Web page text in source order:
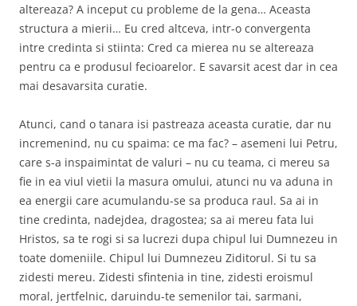
altereaza? A inceput cu probleme de la gena… Aceasta
structura a mierii… Eu cred altceva, intr-o convergenta
intre credinta si stiinta: Cred ca mierea nu se altereaza
pentru ca e produsul fecioarelor. E savarsit acest dar in cea
mai desavarsita curatie.
Atunci, cand o tanara isi pastreaza aceasta curatie, dar nu
incremenind, nu cu spaima: ce ma fac? – asemeni lui Petru,
care s-a inspaimintat de valuri – nu cu teama, ci mereu sa
fie in ea viul vietii la masura omului, atunci nu va aduna in
ea energii care acumulandu-se sa produca raul. Sa ai in
tine credinta, nadejdea, dragostea; sa ai mereu fata lui
Hristos, sa te rogi si sa lucrezi dupa chipul lui Dumnezeu in
toate domeniile. Chipul lui Dumnezeu Ziditorul. Si tu sa
zidesti mereu. Zidesti sfintenia in tine, zidesti eroismul
moral, jertfelnic, daruindu-te semenilor tai, sarmani,